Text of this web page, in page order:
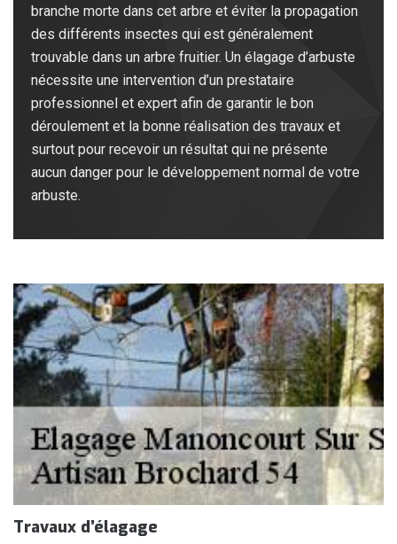
branche morte dans cet arbre et éviter la propagation
des différents insectes qui est généralement
trouvable dans un arbre fruitier. Un élagage d’arbuste
nécessite une intervention d’un prestataire
professionnel et expert afin de garantir le bon
déroulement et la bonne réalisation des travaux et
surtout pour recevoir un résultat qui ne présente
aucun danger pour le développement normal de votre
arbuste.
Travaux d’élagage